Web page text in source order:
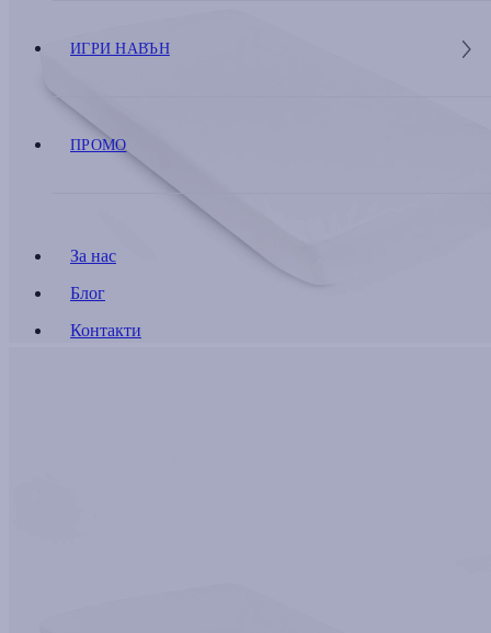
ИГРИ НАВЪН
ПРОМО
За нас
Блог
Контакти